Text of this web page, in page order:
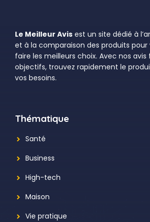
Le Meilleur Avis est un site dédié à
et à la comparaison des produits pour
faire les meilleurs choix. Avec nos avis
objectifs, trouvez rapidement le
vos besoins.
Thématique
Santé
Business
High-tech
Maison
Vie pratique